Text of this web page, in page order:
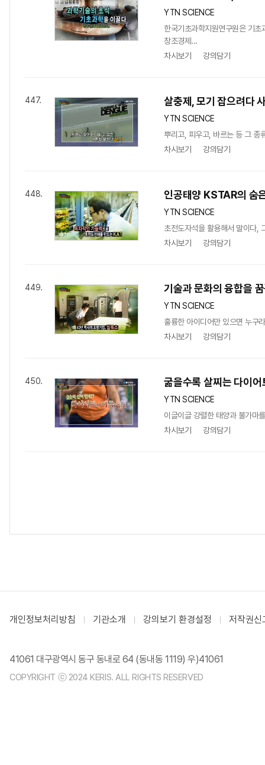
YTN SCIENCE
한국기초과학지원연구원은 기
창조경제...
차시보기
강의담기
447. 살충제, 모기 잡으려다
YTN SCIENCE
뿌리고, 피우고, 바르는 등 그 종
차시보기
강의담기
448. 인공태양 KSTAR의 숨
YTN SCIENCE
초전도자석을 활용해서 말이다,
차시보기
강의담기
449. 기술과 문화의 융합을
YTN SCIENCE
훌륭한 아이디어만 있으면 누구
차시보기
강의담기
450. 굶을수록 살찌는 다이
YTN SCIENCE
이글이글 강렬한 태양과 불가마
차시보기
강의담기
개인정보처리방침 기관소개 강의보기 환경설정 저작권신
41061 대구광역시 동구 동내로 64 (동내동 1119) 우)41061
COPYRIGHT ⓒ 2024 KERIS. ALL RIGHTS RESERVED